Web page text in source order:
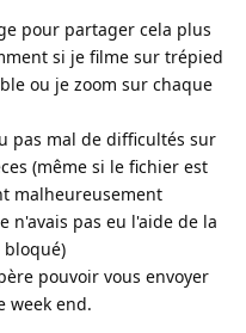
pour partager cela plus
si je filme sur trépied
ou je zoom sur chaque
pas mal de difficultés sur
(même si le fichier est
malheureusement
n'avais pas eu l'aide de la
pouvoir vous envoyer
week end.